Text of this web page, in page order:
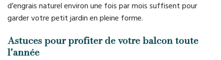
d’engrais naturel environ une fois par mois suffisent pour
garder votre petit jardin en pleine forme.
Astuces pour profiter de votre balcon toute
l’année